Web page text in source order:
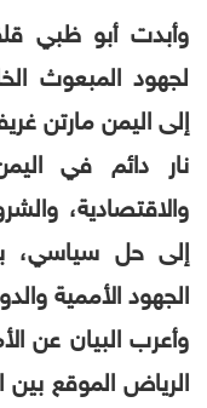
وأبدت أبو ظبي
لجهود المبعوث
إلى اليمن مارتن
نار دائم في
والاقتصادية،
إلى حل سياسي،
الجهود الأممية
وأعرب البيان عن
الرياض الموقع بين